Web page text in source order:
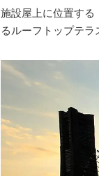
施設屋上に位置する
るルーフトップテラ